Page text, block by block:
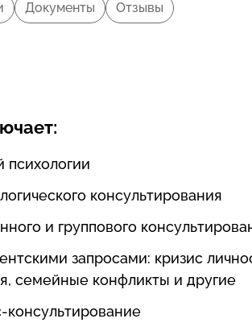
Документы Отзывы
психологии
консультирования
и группового
запросами: кризис
семейные конфликты и другие
консультирование